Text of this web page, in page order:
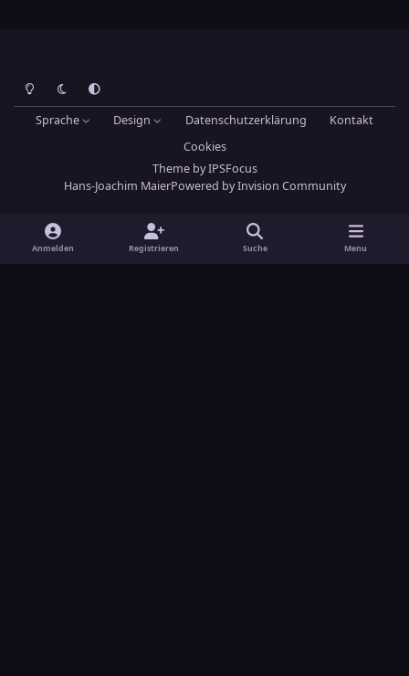
Heller ModusDunkler ModusSystemeinstellung
Sprache Design Datenschutzerklärung
Kontakt
Cookies
ThemebyIPSFocus
Hans-Joachim MaierPowered byInvision Community
Anmelden Registrieren Suche Menu